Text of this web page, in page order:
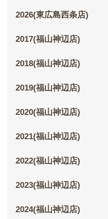
2026(東広島西条店)
2017(福山神辺店)
2018(福山神辺店)
2019(福山神辺店)
2020(福山神辺店)
2021(福山神辺店)
2022(福山神辺店)
2023(福山神辺店)
2024(福山神辺店)